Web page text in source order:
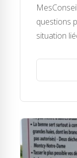
questions
situation